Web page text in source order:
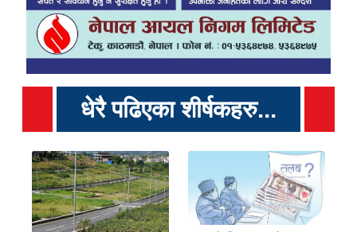
धेरै पढिएका शीर्षकहरु...